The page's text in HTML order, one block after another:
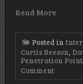
Read More
Posted in
Curtis Beeson,
Penetration Point
Commenton
„A